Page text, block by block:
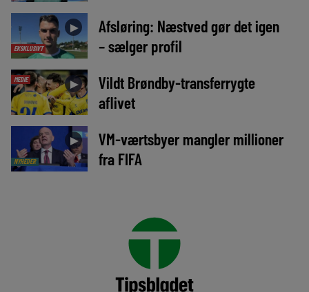
EKSKLUSIVT
►
Afsløring: Næstved gør det igen
– sælger profil
MEDIE ►
Vildt Brøndby-transferrygte
aflivet
NYHEDER
►
VM-værtsbyer mangler millioner
fra FIFA